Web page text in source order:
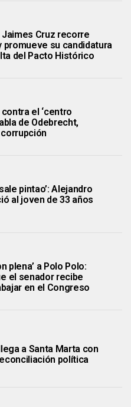
Cruz recorre
promueve su candidatura
del Pacto Histórico
el ‘centro
de Odebrecht,
pintao’: Alejandro
al joven de 33 años
plena’ a Polo Polo:
el senador recibe
en el Congreso
a Santa Marta con
política